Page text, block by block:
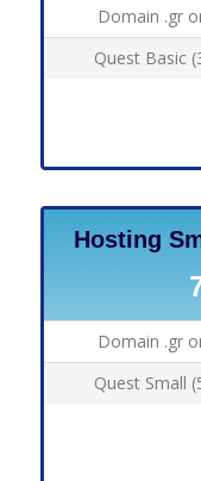
Domain .gr
Quest Basic
Hosting
Domain .gr
Quest Small